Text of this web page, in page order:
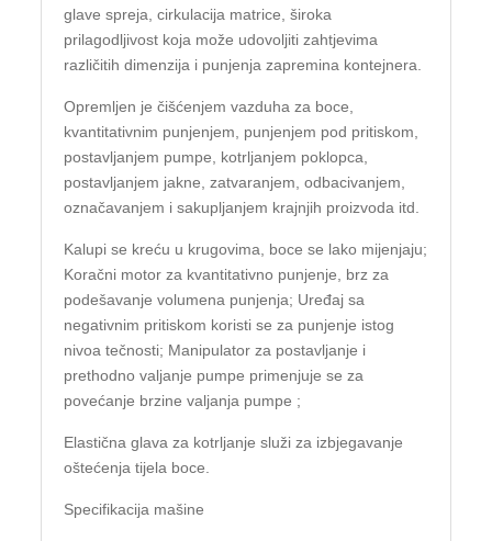
glave spreja, cirkulacija matrice, široka
prilagodljivost koja može udovoljiti zahtjevima
različitih dimenzija i punjenja zapremina kontejnera.
Opremljen je čišćenjem vazduha za boce,
kvantitativnim punjenjem, punjenjem pod pritiskom,
postavljanjem pumpe, kotrljanjem poklopca,
postavljanjem jakne, zatvaranjem, odbacivanjem,
označavanjem i sakupljanjem krajnjih proizvoda itd.
Kalupi se kreću u krugovima, boce se lako mijenjaju;
Koračni motor za kvantitativno punjenje, brz za
podešavanje volumena punjenja; Uređaj sa
negativnim pritiskom koristi se za punjenje istog
nivoa tečnosti; Manipulator za postavljanje i
prethodno valjanje pumpe primenjuje se za
povećanje brzine valjanja pumpe ;
Elastična glava za kotrljanje služi za izbjegavanje
oštećenja tijela boce.
Specifikacija mašine